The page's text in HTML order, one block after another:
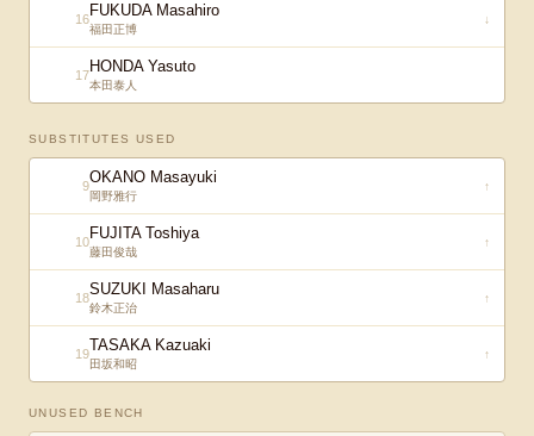
16FUKUDA Masahiro
福田正博
↓
17HONDA Yasuto
本田泰人
SUBSTITUTES USED
9OKANO Masayuki
岡野雅行
↑
10FUJITA Toshiya
藤田俊哉
↑
18SUZUKI Masaharu
鈴木正治
↑
19TASAKA Kazuaki
田坂和昭
↑
UNUSED BENCH